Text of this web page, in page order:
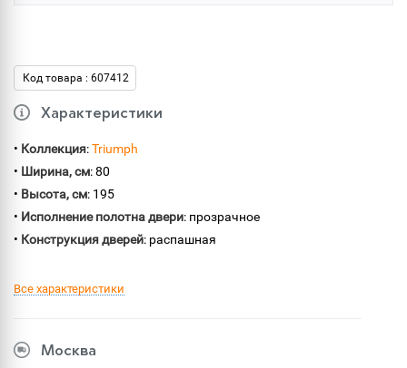
Код товара : 607412
Характеристики
• Коллекция:Triumph
• Ширина, см: 80
• Высота, см: 195
• Исполнение полотна двери: прозрачное
• Конструкция дверей: распашная
Все характеристики
Москва